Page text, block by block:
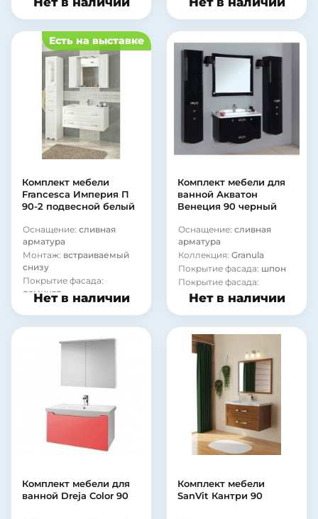
Материал корпуса:
стекло
Материал корпуса:
Есть на выставке
Комплект мебели
Francesca Империя П
90-2 подвесной белый
Оснащение: сливная
арматура
Монтаж: встраиваемый
снизу
Покрытие фасада:
ламинат
Материал корпуса:
стекло
Нет в наличии
Комплект мебели для
ванной Акватон
Венеция 90 черный
Оснащение: сливная
арматура
Коллекция: Granula
Покрытие фасада: шпон
Покрытие фасада:
ламинат
Нет в наличии
Комплект мебели для
ванной Dreja Color 90
Комплект мебели
SanVit Кантри 90